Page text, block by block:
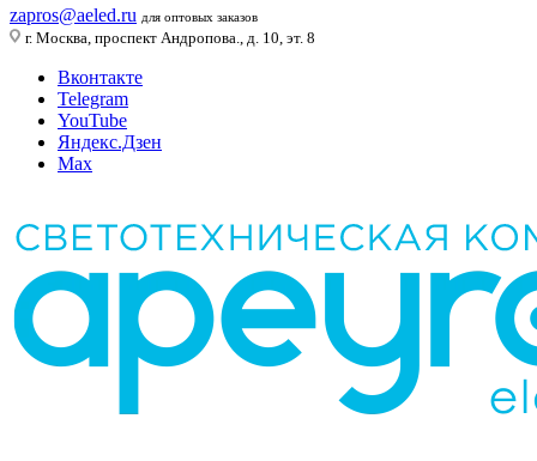
zapros@aeled.ru для оптовых заказов
г. Москва, проспект Андропова., д. 10, эт. 8
Вконтакте
Telegram
YouTube
Яндекс.Дзен
Max